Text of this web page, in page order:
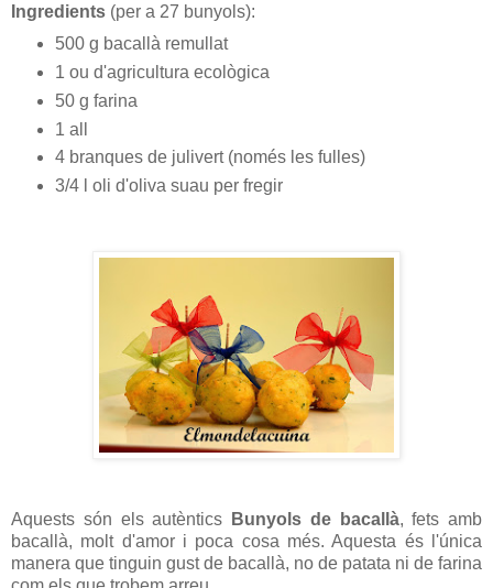
Ingredients (per a 27 bunyols):
500 g bacallà remullat
1 ou d'agricultura ecològica
50 g farina
1 all
4 branques de julivert (només les fulles)
3/4 l oli d'oliva suau per fregir
Aquests són els autèntics Bunyols de bacallà, fets amb
bacallà, molt d'amor i poca cosa més. Aquesta és l'única
manera que tinguin gust de bacallà, no de patata ni de farina